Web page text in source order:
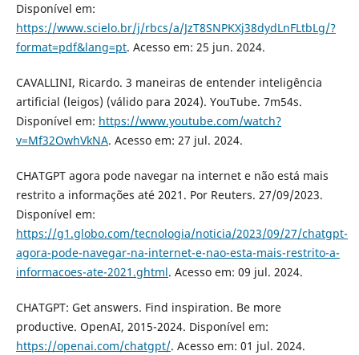
Disponível em:
https://www.scielo.br/j/rbcs/a/JzT8SNPKXj38dydLnFLtbLg/?
format=pdf&lang=pt. Acesso em: 25 jun. 2024.
CAVALLINI, Ricardo. 3 maneiras de entender inteligência
artificial (leigos) (válido para 2024). YouTube. 7m54s.
Disponível em: https://www.youtube.com/watch?
v=Mf32OwhVkNA. Acesso em: 27 jul. 2024.
CHATGPT agora pode navegar na internet e não está mais
restrito a informações até 2021. Por Reuters. 27/09/2023.
Disponível em:
https://g1.globo.com/tecnologia/noticia/2023/09/27/chatgpt-
agora-pode-navegar-na-internet-e-nao-esta-mais-restrito-a-
informacoes-ate-2021.ghtml. Acesso em: 09 jul. 2024.
CHATGPT: Get answers. Find inspiration. Be more
productive. OpenAI, 2015-2024. Disponível em:
https://openai.com/chatgpt/. Acesso em: 01 jul. 2024.